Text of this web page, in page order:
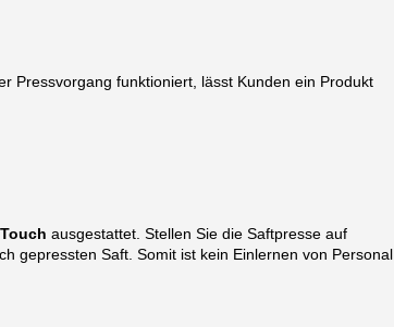
Pressvorgang funktioniert, lässt Kunden ein Produkt
ausgestattet. Stellen Sie die Saftpresse auf
gepressten Saft. Somit ist kein Einlernen von Personal